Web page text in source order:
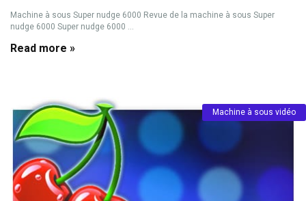
Machine à sous Super nudge 6000 Revue de la machine à sous Super
nudge 6000 Super nudge 6000 ...
Read more »
Machine à sous vidéo